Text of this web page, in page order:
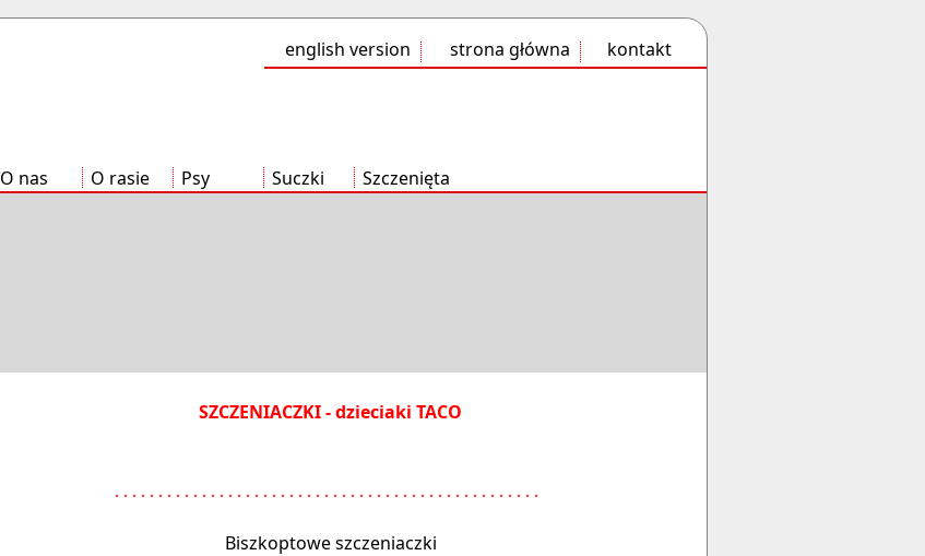
english version strona główna kontakt
O nas O rasie Psy Suczki Szczenięta
SZCZENIACZKI - dzieciaki TACO
. . . . . . . . . . . . . . . . . . . . . . . . . . . . . . . . . . . . . . . . . . . . . . . . .
Biszkoptowe szczeniaczki